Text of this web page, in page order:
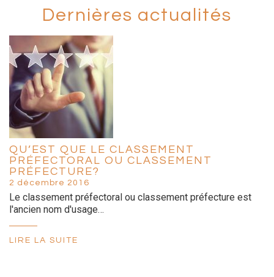
Dernières actualités
QU’EST QUE LE CLASSEMENT
PRÉFECTORAL OU CLASSEMENT
PRÉFECTURE?
2 décembre 2016
Le classement préfectoral ou classement préfecture est
l'ancien nom d'usage…
LIRE LA SUITE